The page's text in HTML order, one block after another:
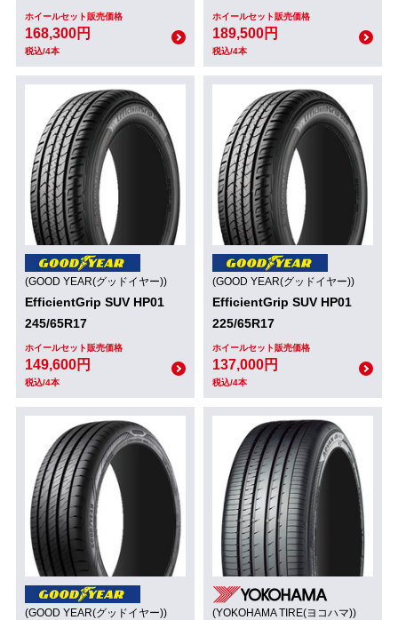
ホイールセット販売価格
168,300円
税込/4本
ホイールセット販売価格
189,500円
税込/4本
(GOOD YEAR(グッドイヤー))
EfficientGrip SUV HP01
245/65R17
ホイールセット販売価格
149,600円
税込/4本
(GOOD YEAR(グッドイヤー))
EfficientGrip SUV HP01
225/65R17
ホイールセット販売価格
137,000円
税込/4本
(GOOD YEAR(グッドイヤー)) (YOKOHAMA TIRE(ヨコハマ))